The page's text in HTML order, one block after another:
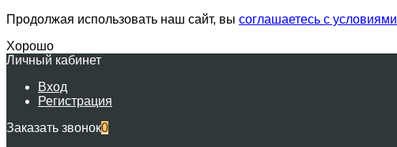
Продолжая использовать наш сайт, вы соглашаетесь с условиями
Хорошо
Личный кабинет
Вход
Регистрация
Заказать звонок0